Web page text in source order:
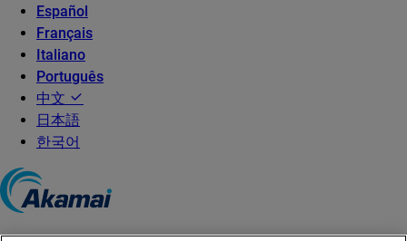
Español
Français
Italiano
Português
中文
日本語
한국어